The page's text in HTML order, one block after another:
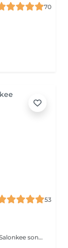
70
53
Veuillez prendre note que les prix indiqués sur Salonkee sont communiqués à titre informatif et s'entendent de base. Ces derniers sont susceptibles de varier selon le diagnostic réalisé à votre arrivée au salon et l'expertise du professionnel à qui vous confiez votre beauté. Dans tous les cas, un devis précis vous sera proposé et toutes réalisations de prestations seront effectuées avec votre accord. Un grand merci d'avance pour votre compréhension. Au plaisir de vous recevoir très vite.